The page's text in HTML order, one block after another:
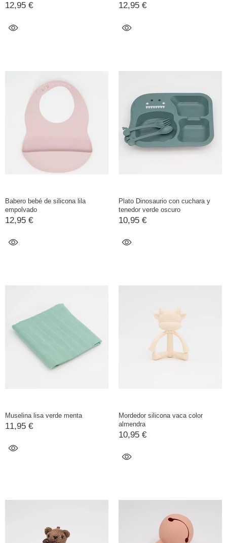
12,95 € 12,95 €
Babero bebé de silicona lila
empolvado
12,95 €
Plato Dinosaurio con cuchara y
tenedor verde oscuro
10,95 €
Muselina lisa verde menta
11,95 €
Mordedor silicona vaca color
almendra
10,95 €